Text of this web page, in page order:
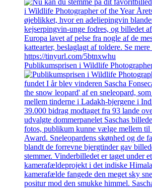
Publikumsprisen i Wildlife